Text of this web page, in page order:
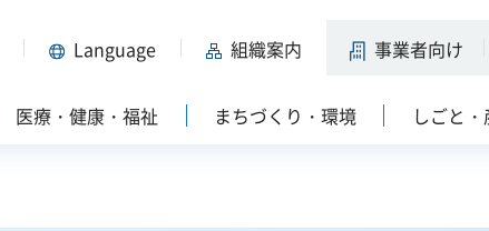
Language 組織案内 事業者向け
医療・健康・福祉 まちづくり・環境 しごと